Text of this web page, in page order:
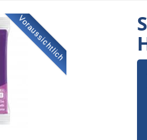
Voraussichtlich